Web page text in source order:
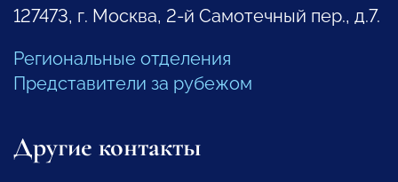
127473, г. Москва, 2-й Самотечный пер., д.7.
Региональные отделения
Представители за рубежом
Другие контакты